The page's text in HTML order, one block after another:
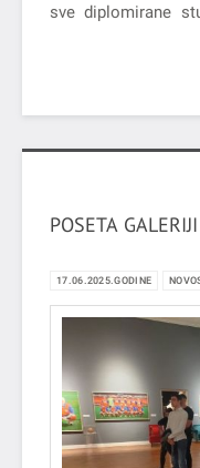
sve diplomirane
POSETA
17.06.2025.GODINE